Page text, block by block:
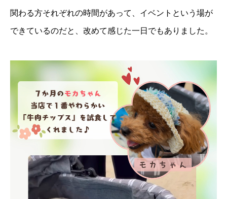
関わる方それぞれの時間があって、イベントという場が
できているのだと、改めて感じた一日でもありました。